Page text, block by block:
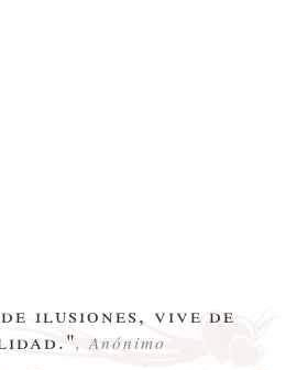
ilusiones, vive de
, Anónimo